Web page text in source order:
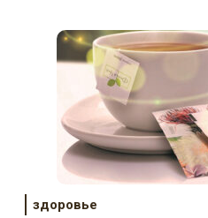
здоровье